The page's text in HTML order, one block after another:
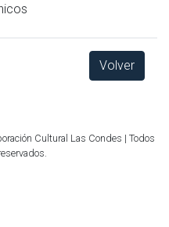
Volver
Cultural Las Condes | Todos